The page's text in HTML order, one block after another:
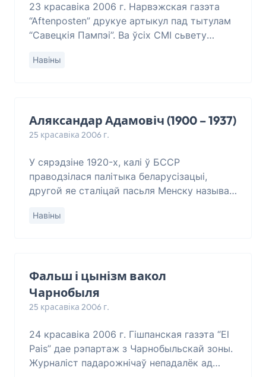
23 красавіка 2006 г. Нарвэжская газэта
“Aftenposten” друкуе артыкул пад тытулам
“Савецкія Пампэі”. Ва ўсіх СМІ сьвету
годдзем Чарнобыльскай катастрофы. З
Навіны
Аляксандар Адамовіч (1900 – 1937)
25 красавіка 2006 г.
У сярэдзіне 1920-х, калі ў БССР
праводзілася палітыка беларусізацыі,
другой яе сталіцай пасьля Менску называлі
Захаваліся сьведчаньні, што,
Навіны
Фальш і цынізм вакол
Чарнобыля
25 красавіка 2006 г.
24 красавіка 2006 г. Гішпанская газэта “El
Pais” дае рэпартаж з Чарнобыльскай зоны.
Журналіст падарожнічаў непадалёк ад